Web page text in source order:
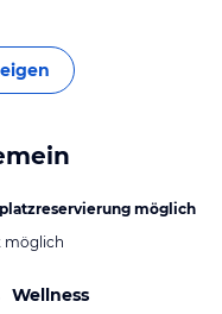
möglich
möglich
Wellness